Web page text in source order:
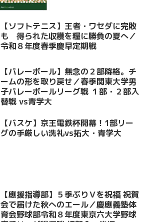
【ソフトテニス】王者・ワセダに完敗
も 得られた収穫を糧に勝負の夏へ／
令和８年度春季慶早定期戦
【バレーボール】無念の２部降格。チ
ームの形を取り戻せ／春季関東大学男
子バレーボールリーグ戦 １部・２部入
替戦 vs青学大
【バスケ】京王電鉄杯開幕！1部リー
グの手厳しい洗礼vs拓大・青学大
【應援指導部】５季ぶりＶを祝福 祝賀
会で届けた秋へのエール／慶應義塾体
育会野球部令和８年度東京六大学野球